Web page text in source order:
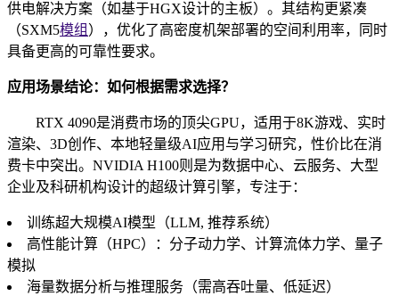
供电解决方案（如基于HGX设计的主板）。其结构更紧凑
（SXM5模组 ），优化了高密度机架部署的空间利用率，同时
具备更高的可靠性要求。
应用场景结论：如何根据需求选择？
RTX 4090是消费市场的顶尖GPU，适用于8K游戏、实时
渲染、3D创作、本地轻量级AI应用与学习研究，性价比在消
费卡中突出。NVIDIA H100则是为数据中心、云服务、大型
企业及科研机构设计的超级计算引擎，专注于：
训练超大规模AI模型（LLM, 推荐系统）
高性能计算（HPC）：分子动力学、计算流体力学、量子
模拟
海量数据分析与推理服务（需高吞吐量、低延迟）